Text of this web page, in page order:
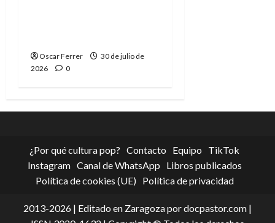
Oscar Ferrer
30 de julio de
2026
0
¿Por qué cultura pop? Contacto Equipo
TikTok
Instagram Canal de WhatsApp
Libros publicados
Política de cookies (UE)
Política de privacidad
2013-2026 | Editado en Zaragoza por docpastor.com |